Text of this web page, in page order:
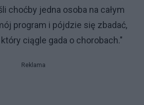
choćby jedna osoba na całym
program i pójdzie się zbadać,
ciągle gada o chorobach."
Reklama